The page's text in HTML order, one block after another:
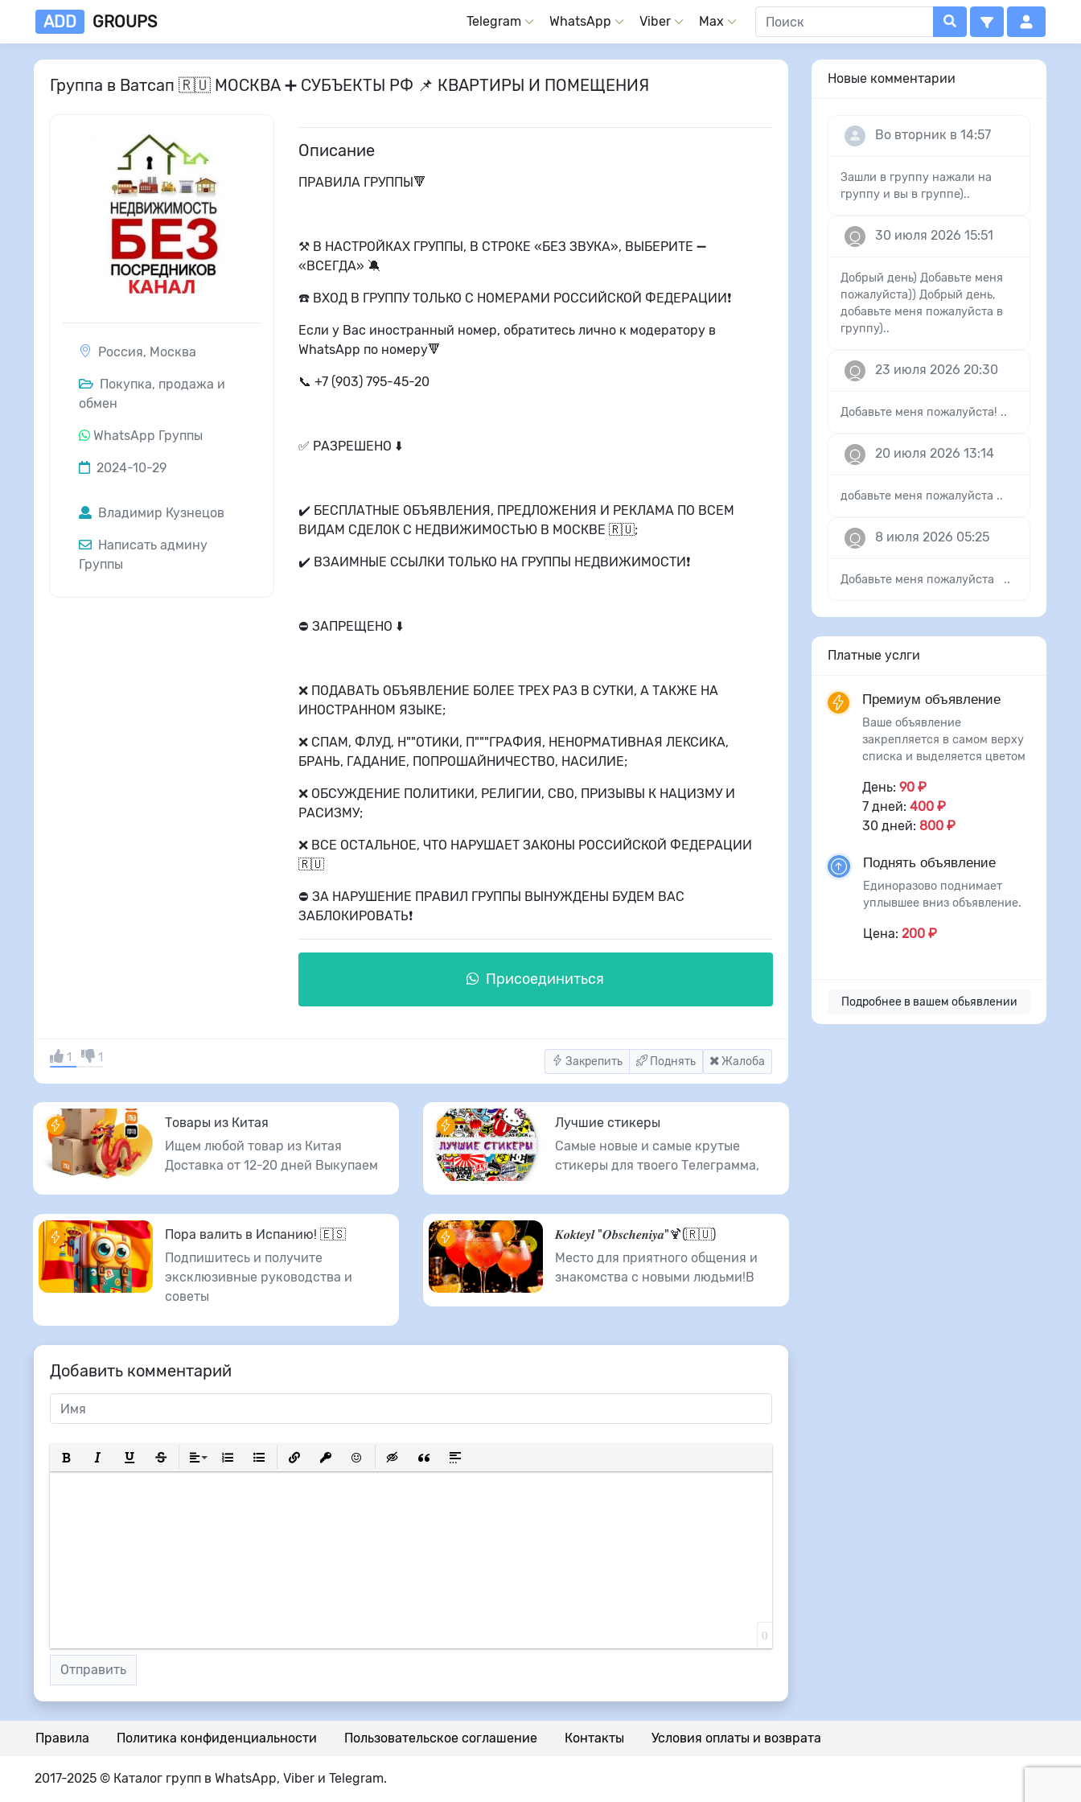
ADD GROUPS Telegram WhatsApp Viber Max
Группа в Ватсап 🇷🇺 МОСКВА ➕ СУБЪЕКТЫ РФ 📌 КВАРТИРЫ И ПОМЕЩЕНИЯ
Россия, Москва
Покупка, продажа и
обмен
WhatsApp Группы
2024-10-29
Владимир Кузнецов
Написать админу
Группы
Описание
ПРАВИЛА ГРУППЫ🔻
⚒️ В НАСТРОЙКАХ ГРУППЫ, В СТРОКЕ «БЕЗ ЗВУКА», ВЫБЕРИТЕ ➖
«ВСЕГДА» 🔕
☎️ ВХОД В ГРУППУ ТОЛЬКО С НОМЕРАМИ РОССИЙСКОЙ ФЕДЕРАЦИИ❗️
Если у Вас иностранный номер, обратитесь лично к модератору в
WhatsApp по номеру🔻
📞 +7 (903) 795-45-20
✅ РАЗРЕШЕНО ⬇️
✔️ БЕСПЛАТНЫЕ ОБЪЯВЛЕНИЯ, ПРЕДЛОЖЕНИЯ И РЕКЛАМА ПО ВСЕМ
ВИДАМ СДЕЛОК С НЕДВИЖИМОСТЬЮ В МОСКВЕ 🇷🇺;
✔️ ВЗАИМНЫЕ ССЫЛКИ ТОЛЬКО НА ГРУППЫ НЕДВИЖИМОСТИ❗️
⛔️ ЗАПРЕЩЕНО ⬇️
❌ ПОДАВАТЬ ОБЪЯВЛЕНИЕ БОЛЕЕ ТРЕХ РАЗ В СУТКИ, А ТАКЖЕ НА
ИНОСТРАННОМ ЯЗЫКЕ;
❌ СПАМ, ФЛУД, Н""ОТИКИ, П"""ГРАФИЯ, НЕНОРМАТИВНАЯ ЛЕКСИКА,
БРАНЬ, ГАДАНИЕ, ПОПРОШАЙНИЧЕСТВО, НАСИЛИЕ;
❌ ОБСУЖДЕНИЕ ПОЛИТИКИ, РЕЛИГИИ, СВО, ПРИЗЫВЫ К НАЦИЗМУ И
РАСИЗМУ;
❌ ВСЕ ОСТАЛЬНОЕ, ЧТО НАРУШАЕТ ЗАКОНЫ РОССИЙСКОЙ ФЕДЕРАЦИИ
🇷🇺
⛔️ ЗА НАРУШЕНИЕ ПРАВИЛ ГРУППЫ ВЫНУЖДЕНЫ БУДЕМ ВАС
ЗАБЛОКИРОВАТЬ❗️
Присоединиться
Закрепить Поднять Жалоба
1 1
Товары из Китая
Ищем любой товар из Китая
Доставка от 12-20 дней Выкупаем
Лучшие стикеры
Самые новые и самые крутые
стикеры для твоего Телеграмма,
Пора валить в Испанию! 🇪🇸
Подпишитесь и получите
эксклюзивные руководства и
советы
𝑲𝒐𝒌𝒕𝒆𝒚𝒍 "𝑶𝒃𝒔𝒄𝒉𝒆𝒏𝒊𝒚𝒂"🍹(🇷🇺)
Место для приятного общения и
знакомства с новыми людьми!В
Добавить комментарий
Полужирный
КурсивПодчеркнутый
ЗачеркнутыйВыравнивание
Нумерованный список
Маркированный список
Вставить ссылку
Вставить защищенную ссылку
Вставить смайлик
Вставка скрытого текста
Вставка цитаты
Вставка спойлера
0
Отправить
Новые комментарии
Во вторник в 14:57
Зашли в группу нажали на
группу и вы в группе)..
30 июля 2026 15:51
Добрый день) Добавьте меня
пожалуйста)) Добрый день,
добавьте меня пожалуйста в
группу)..
23 июля 2026 20:30
Добавьте меня пожалуйста! ..
20 июля 2026 13:14
добавьте меня пожалуйста ..
8 июля 2026 05:25
Добавьте меня пожалуйста ..
Платные услги
Премиум объявление
Ваше объявление
закрепляется в самом верху
списка и выделяется цветом
День: 90 ₽
7 дней: 400 ₽
30 дней: 800 ₽
Поднять объявление
Единоразово поднимает
уплывшее вниз объявление.
Цена: 200 ₽
Подробнее в вашем обьявлении
Правила Политика конфиденциальности Пользовательское соглашение Контакты Условия оплаты и возврата
2017-2025 © Каталог групп в WhatsApp, Viber и Telegram.